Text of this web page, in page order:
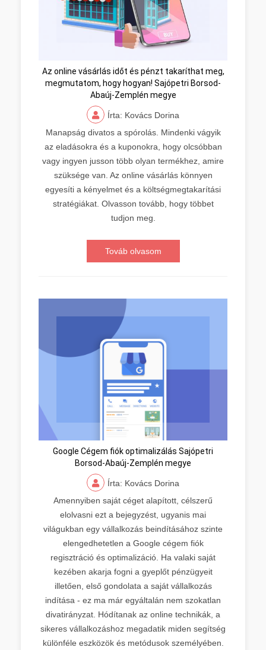
Az online vásárlás időt és pénzt takaríthat meg,
megmutatom, hogy hogyan! Sajópetri Borsod-
Abaúj-Zemplén megye
Írta: Kovács Dorina
Manapság divatos a spórolás. Mindenki vágyik
az eladásokra és a kuponokra, hogy olcsóbban
vagy ingyen jusson több olyan termékhez, amire
szüksége van. Az online vásárlás könnyen
egyesíti a kényelmet és a költségmegtakarítási
stratégiákat. Olvasson tovább, hogy többet
tudjon meg.
Továb olvasom
Google Cégem fiók optimalizálás Sajópetri
Borsod-Abaúj-Zemplén megye
Írta: Kovács Dorina
Amennyiben saját céget alapított, célszerű
elolvasni ezt a bejegyzést, ugyanis mai
világukban egy vállalkozás beindításához szinte
elengedhetetlen a Google cégem fiók
regisztráció és optimalizáció. Ha valaki saját
kezében akarja fogni a gyeplőt pénzügyeit
illetően, első gondolata a saját vállalkozás
indítása - ez ma már egyáltalán nem szokatlan
divatirányzat. Hódítanak az online technikák, a
sikeres vállalkozáshoz megadatik miden segítség
különféle eszközök és metódusok személyében.